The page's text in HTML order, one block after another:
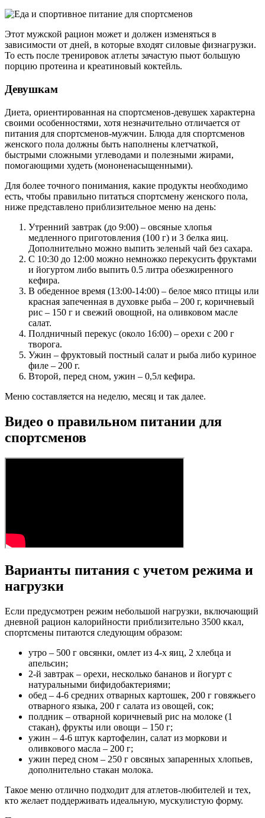
Этот мужской рацион может и должен изменяться в
зависимости от дней, в которые входят силовые физнагрузки.
То есть после тренировок атлеты зачастую пьют большую
порцию протеина и креатиновый коктейль.
Девушкам
Диета, ориентированная на спортсменов-девушек характерна
своими особенностями, хотя незначительно отличается от
питания для спортсменов-мужчин. Блюда для спортсменов
женского пола должны быть наполнены клетчаткой,
быстрыми сложными углеводами и полезными жирами,
помогающими худеть (мононенасыщенными).
Для более точного понимания, какие продукты необходимо
есть, чтобы правильно питаться спортсмену женского пола,
ниже представлено приблизительное меню на день:
Утренний завтрак (до 9:00) – овсяные хлопья
медленного приготовления (100 г) и 3 белка яиц.
Дополнительно можно выпить зеленый чай без сахара.
С 10:30 до 12:00 можно немножко перекусить фруктами
и йогуртом либо выпить 0.5 литра обезжиренного
кефира.
В обеденное время (13:00-14:00) – белое мясо птицы или
красная запеченная в духовке рыба – 200 г, коричневый
рис – 150 г и свежий овощной, на оливковом масле
салат.
Полдничный перекус (около 16:00) – орехи с 200 г
творога.
Ужин – фруктовый постный салат и рыба либо куриное
филе – 200 г.
Второй, перед сном, ужин – 0,5л кефира.
Меню составляется на неделю, месяц и так далее.
Видео о правильном питании для
спортсменов
Варианты питания с учетом режима и
нагрузки
Если предусмотрен режим небольшой нагрузки, включающий
дневной рацион калорийности приблизительно 3500 ккал,
спортсмены питаются следующим образом:
утро – 500 г овсянки, омлет из 4-х яиц, 2 хлебца и
апельсин;
2-й завтрак – орехи, несколько бананов и йогурт с
натуральными бифидобактериями;
обед – 4-6 средних отварных картошек, 200 г говяжьего
отварного языка, 200 г салата из овощей, сок;
полдник – отварной коричневый рис на молоке (1
стакан), фрукты или овощи – 150 г;
ужин – 4-6 штук картофелин, салат из моркови и
оливкового масла – 200 г;
ужин перед сном – 250 г овсяных запаренных хлопьев,
дополнительно стакан молока.
Такое меню отлично подходит для атлетов-любителей и тех,
кто желает поддерживать идеальную, мускулистую форму.